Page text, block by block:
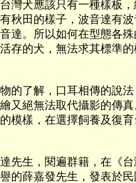
灣犬應該只有一種樣板
秋田的樣子，波音達有
達。所以如何在型態各
存的犬，無法求其標準
了解，口耳相傳的說法
又絕無法取代攝影的傳真
模樣，在選擇飼養及復
生，閱遍群籍，在《台
的薛嘉發先生，發表於